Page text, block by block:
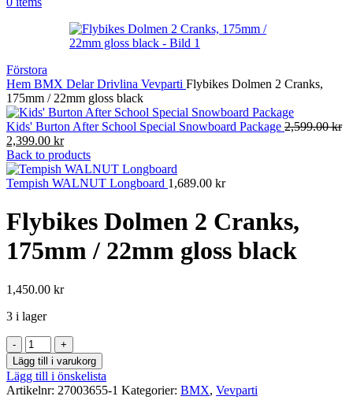
Förstora
Hem BMX DelarDrivlina Vevparti Flybikes Dolmen 2 Cranks,
175mm / 22mm gloss black
Kids' Burton After School Special Snowboard Package 2,599.00kr
Det
ursprungliga
priset
var:
2,399.00 krDet
nuvarande
priset
är:
Back to products
Tempish WALNUT Longboard 1,689.00 kr
Flybikes Dolmen 2 Cranks,
175mm / 22mm gloss black
1,450.00 kr
3 i lager
Flybikes
Dolmen
2
Cranks,
Lägg till i varukorg
Lägg till i önskelista
Artikelnr: 27003655-1 Kategorier: BMX, Vevparti